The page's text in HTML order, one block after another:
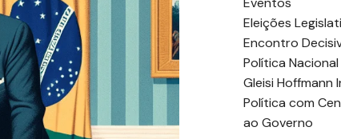
Eleições
Encontro
Política Nacional
Gleisi
Política com
ao Governo